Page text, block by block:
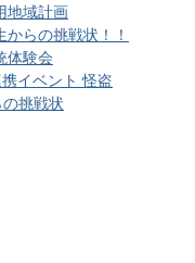
地域計画
からの挑戦状！！
体験会
イベント 怪盗
挑戦状